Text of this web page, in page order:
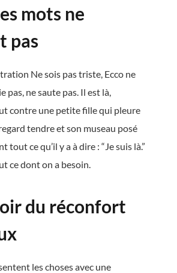
mots ne
pas
Ne sois pas triste, Ecco ne
pas, ne saute pas. Il est là,
contre une petite fille qui pleure
tendre et son museau posé
tout ce qu’il y a à dire : “Je suis là.”
ce dont on a besoin.
du réconfort
les choses avec une